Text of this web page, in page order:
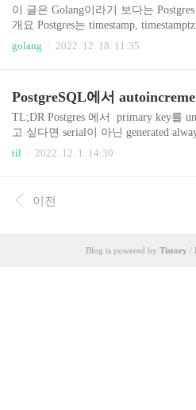
E TABLE my_table ( id serial
ser_id int NOTNULL..
이 글은 Golang이라기 보다는
개요 Postgres는 timestamp,
베이스 타입을 제공한다. 두 타입의 차
과 bun 패키지를 이용해 확인해본다.
버 내부에 설정되어 있는 timezone 설
장이 된다. 나의 선택은 timestamp를
UTC 타임으로 저장하며, 사용자에게
에 Postgres 설치하기 다양..
golang 2022. 12. 18. 11:35
TL;DR Postgres 에서 primary key를
고 싶다면 serial이 아닌 generated
용 Postgres 에서 table을 생성하며 PK
Postgres 에서 "auto-generated
며, SQL 스탠다드가 아니다2.
til 2022. 12. 1. 14:30
이전
Blog is powered by Tistory /